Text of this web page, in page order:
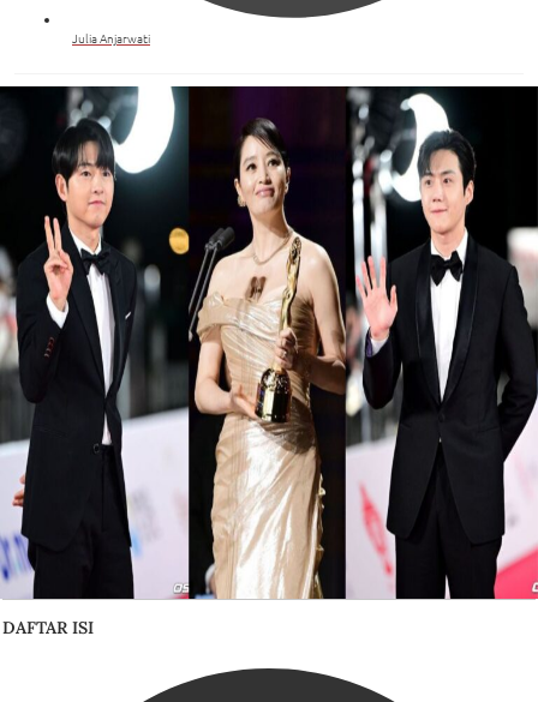
Julia Anjarwati
DAFTAR ISI